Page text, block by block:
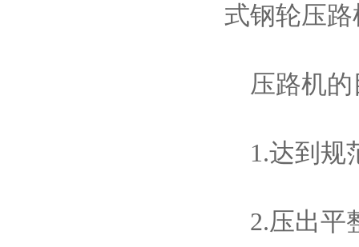
式钢轮压
压路机的
1.达到规
2.压出平